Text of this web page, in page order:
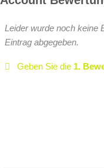
Leider wurde noch keine
Eintrag abgegeben.
Geben Sie die 1.